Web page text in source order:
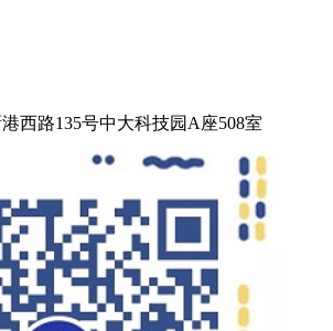
西路135号中大科技园A座508室